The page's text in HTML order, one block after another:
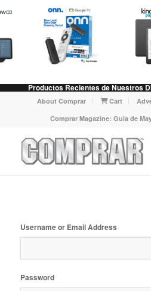
Productos Recientes de Nuestros
About Comprar Cart
Comprar Magazine: Guia de
Username or Email Address
Password